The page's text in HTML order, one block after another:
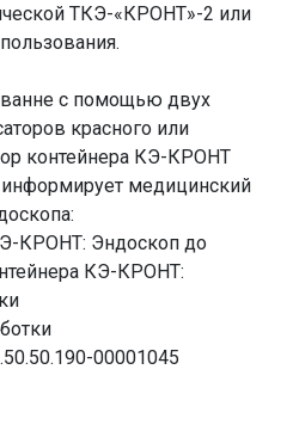
ТКЭ-«КРОНТ»-2 или
с помощью двух
красного или
контейнера КЭ-КРОНТ
медицинский
КРОНТ: Эндоскоп до
КЭ-КРОНТ:
00001045